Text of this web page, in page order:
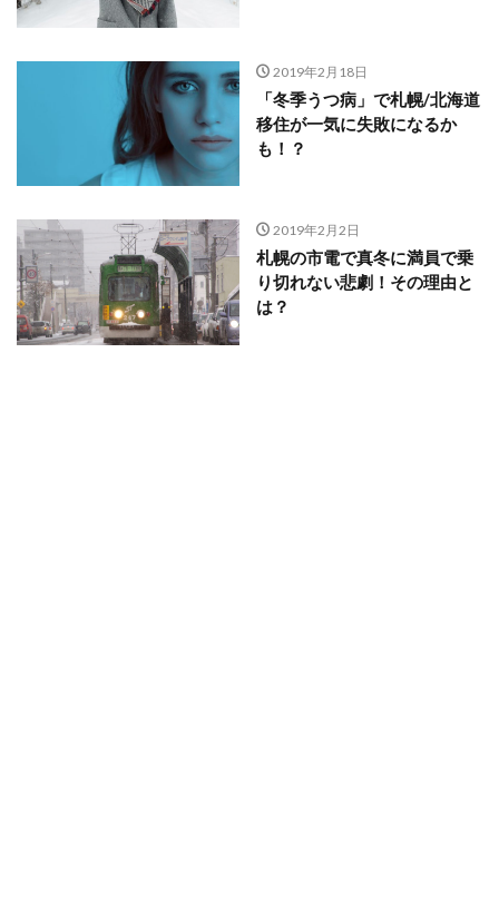
2019年2月18日
「冬季うつ病」で札幌/北海道
移住が一気に失敗になるか
も！？
2019年2月2日
札幌の市電で真冬に満員で乗
り切れない悲劇！その理由と
は？